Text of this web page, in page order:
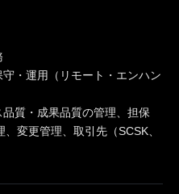
・運用（リモート・エンハン
質・成果品質の管理、担保
変更管理、取引先（SCSK、